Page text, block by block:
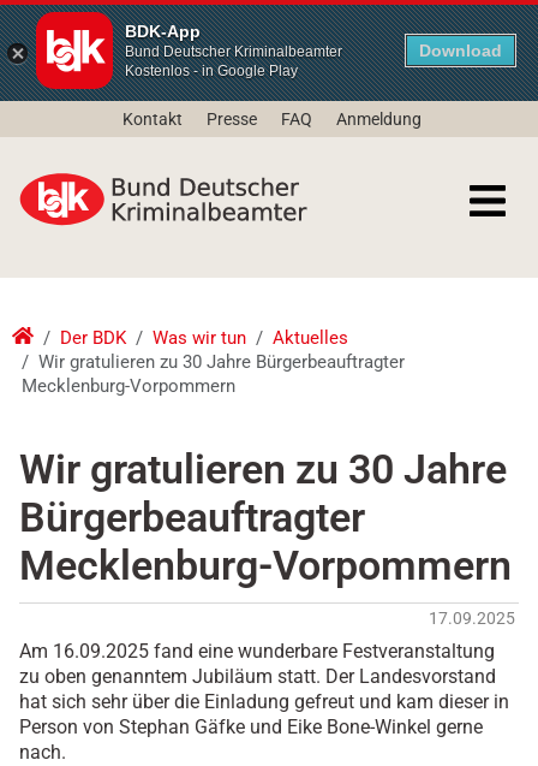
BDK-App
Bund Deutscher Kriminalbeamter
Kostenlos - in Google Play
Download
Kontakt Presse FAQ Anmeldung
Der BDK Was wir tun
Aktuelles
Wir gratulieren zu 30 Jahre Bürgerbeauftragter
Mecklenburg-Vorpommern
Wir gratulieren zu 30 Jahre
Bürgerbeauftragter
Mecklenburg-Vorpommern
17.09.2025
Am 16.09.2025 fand eine wunderbare Festveranstaltung
zu oben genanntem Jubiläum statt. Der Landesvorstand
hat sich sehr über die Einladung gefreut und kam dieser in
Person von Stephan Gäfke und Eike Bone-Winkel gerne
nach.